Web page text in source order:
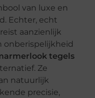
van luxe en
Echter, echt
aanzienlijk
onberispelijkheid
tegels
Ze
natuurlijk
precisie,